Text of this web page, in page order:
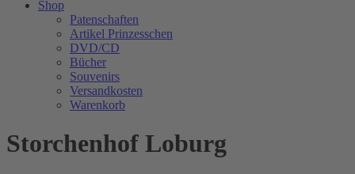
Shop
Patenschaften
Artikel Prinzesschen
DVD/CD
Bücher
Souvenirs
Versandkosten
Warenkorb
Storchenhof Loburg